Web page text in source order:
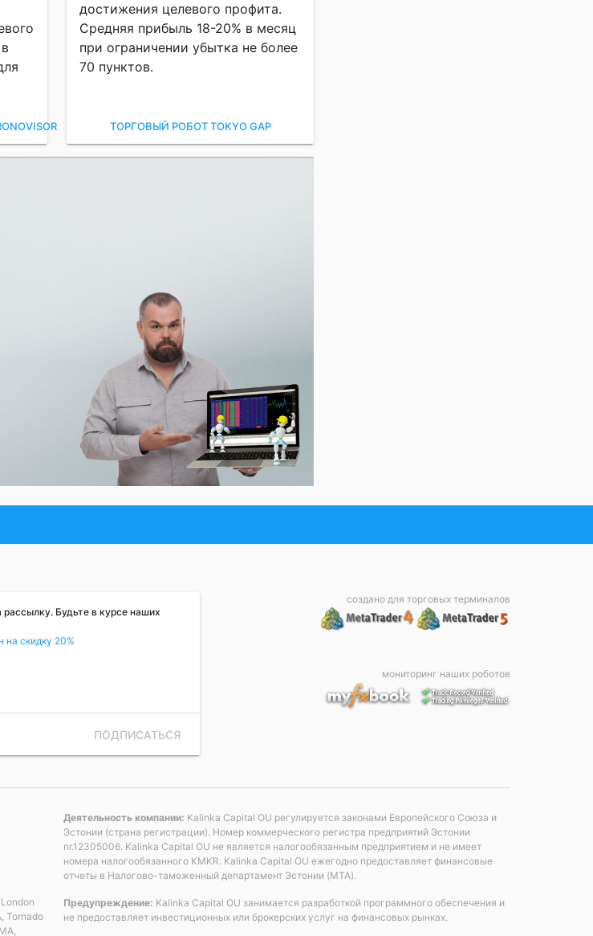
достижения целевого профита.
Средняя прибыль 18-20% в месяц
при ограничении убытка не более
70 пунктов.
ТОРГОВЫЙ РОБОТ TOKYO GAP
Будьте в курсе наших
на скидку 20%
ПОДПИСАТЬСЯ
создано для торговых терминалов
мониторинг наших роботов
Tornado
Деятельность компании: Kalinka Capital OU регулируется законами Европейского Союза и
Эстонии (страна регистрации). Номер коммерческого регистра предприятий Эстонии
nr.12305006. Kalinka Capital OU не является налогообязанным предприятием и не имеет
номера налогообязанного KMKR. Kalinka Capital OU ежегодно предоставляет финансовые
отчеты в Налогово-таможенный департамент Эстонии (MTA).
Предупреждение: Kalinka Capital OU занимается разработкой программного обеспечения и
не предоставляет инвестиционных или брокерских услуг на финансовых рынках.